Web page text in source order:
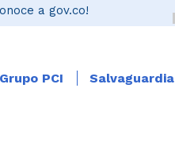
a gov.co!
Grupo PCI Salvaguardia